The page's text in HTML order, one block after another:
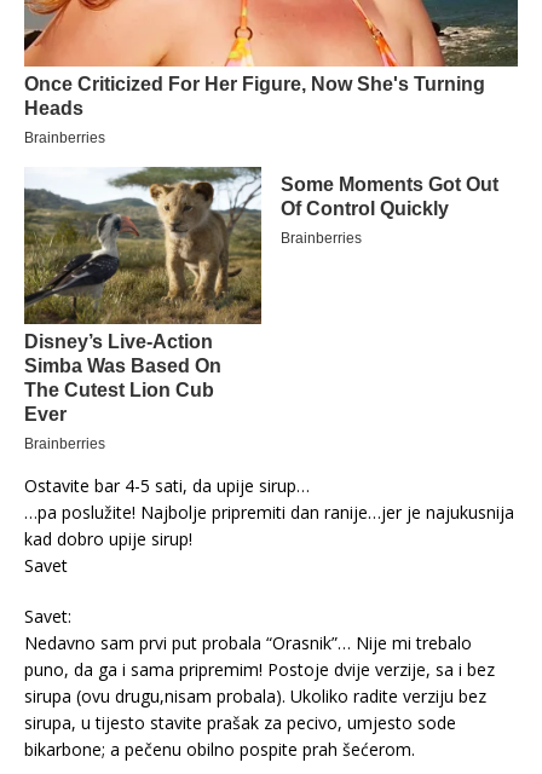
Ostavite bar 4-5 sati, da upije sirup…
…pa poslužite! Najbolje pripremiti dan ranije…jer je najukusnija
kad dobro upije sirup!
Savet
Savet:
Nedavno sam prvi put probala “Orasnik”… Nije mi trebalo
puno, da ga i sama pripremim! Postoje dvije verzije, sa i bez
sirupa (ovu drugu,nisam probala). Ukoliko radite verziju bez
sirupa, u tijesto stavite prašak za pecivo, umjesto sode
bikarbone; a pečenu obilno pospite prah šećerom.